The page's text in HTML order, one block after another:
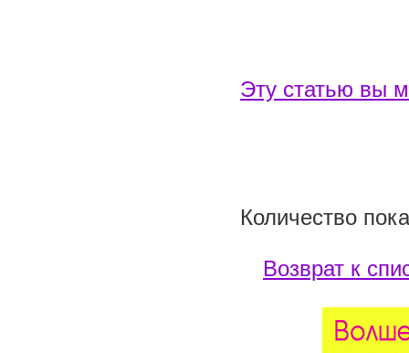
Эту статью вы
Количество
Возврат к